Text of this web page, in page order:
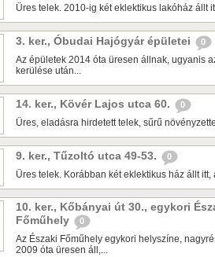
Üres telek. 2010-ig két eklektikus lakóház állt
3. ker., Óbudai Hajógyár épületei 0
Az épületek 2014 óta üresen állnak, ugyanis
kerülése után...
14. ker., Kövér Lajos utca 60. 0
Üres, eladásra hirdetett telek, sűrű
9. ker., Tűzoltó utca 49-53. 0
Üres telek. Korábban két eklektikus ház állt
10. ker., Kőbányai út 30., egykori
Főműhely
0
Az Északi Főműhely egykori helyszíne,
2009 óta üresen áll,...